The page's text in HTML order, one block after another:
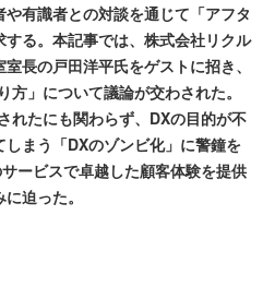
有識者との対談を通じて「アフタ
る。本記事では、株式会社リクル
長の戸田洋平氏をゲストに招き、
方」について議論が交わされた。
れたにも関わらず、DXの目的が不
まう「DXのゾンビ化」に警鐘を
ービスで卓越した顧客体験を提供
迫った。